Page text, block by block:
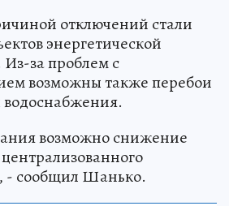
отключений стали
энергетической
за проблем с
возможны также перебои
водоснабжения.
возможно снижение
- сообщил Шанько.